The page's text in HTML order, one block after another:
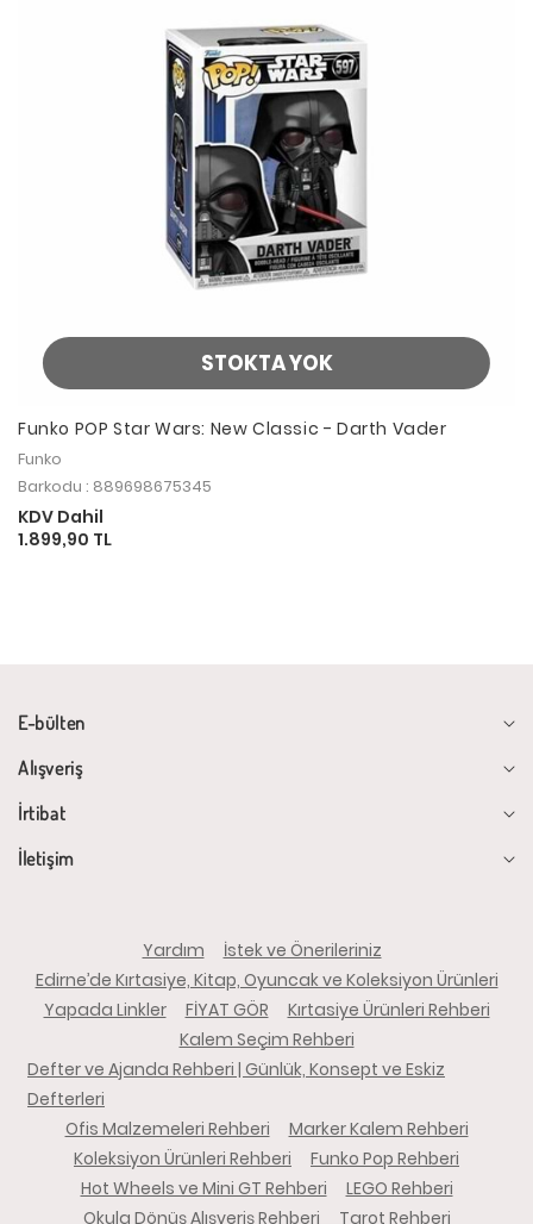
STOKTA YOK
Funko POP Star Wars: New Classic - Darth Vader
Funko
Barkodu : 889698675345
KDV Dahil
1.899,90 TL
E-bülten
Alışveriş
İrtibat
İletişim
Yardım
İstek ve Önerileriniz
Edirne’de Kırtasiye, Kitap, Oyuncak ve Koleksiyon Ürünleri
Yapada Linkler
FİYAT GÖR
Kırtasiye Ürünleri Rehberi
Kalem Seçim Rehberi
Defter ve Ajanda Rehberi | Günlük, Konsept ve Eskiz
Defterleri
Ofis Malzemeleri Rehberi
Marker Kalem Rehberi
Koleksiyon Ürünleri Rehberi
Funko Pop Rehberi
Hot Wheels ve Mini GT Rehberi
LEGO Rehberi
Okula Dönüş Alışveriş Rehberi
Tarot Rehberi